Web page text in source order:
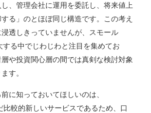
、管理会社に運用を委託し、将来値上
る」のとほぼ同じ構造です。この考え
透しきっていませんが、スモール
する中でじわじわと注目を集めてお
や投資関心層の間では真剣な検討対象
す。
に知っておいてほしいのは、
比較的新しいサービスであるため、口